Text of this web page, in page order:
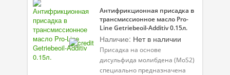
Антифрикционная присадка в
трансмиссионное масло Pro-
Line Getriebeoil-Additiv 0.15л.
Наличие: Нет в наличии
Присадка на основе
дисульфида молибдена (MoS2)
специально предназначена